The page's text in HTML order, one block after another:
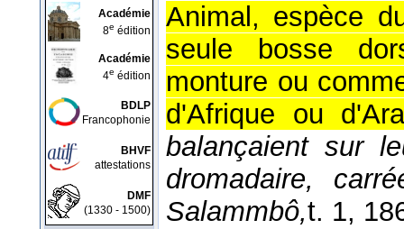
Académie
8e édition
Académie
4e édition
BDLP
Francophonie
BHVF
attestations
DMF
(1330 - 1500)
Animal, espèce
seule bosse
monture ou
d'Afrique ou
balançaient sur
dromadaire,
Salammbô,t. 1,